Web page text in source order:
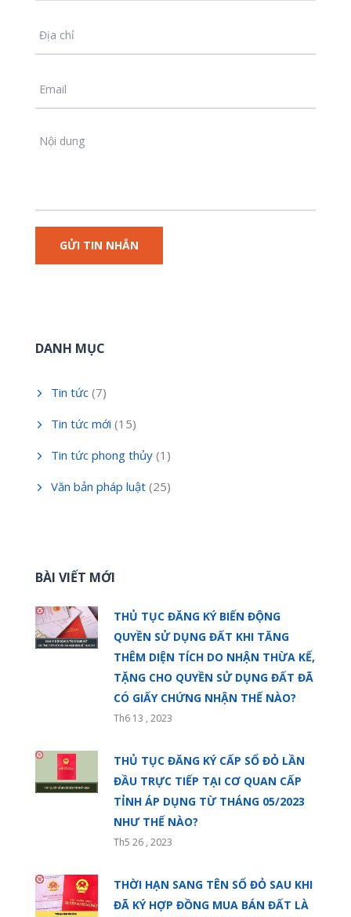
DANH MỤC
Tin tức (7)
Tin tức mới (15)
Tin tức phong thủy (1)
Văn bản pháp luật (25)
BÀI VIẾT MỚI
THỦ TỤC ĐĂNG KÝ BIẾN ĐỘNG
QUYỀN SỬ DỤNG ĐẤT KHI TĂNG
THÊM DIỆN TÍCH DO NHẬN THỪA KẾ,
TẶNG CHO QUYỀN SỬ DỤNG ĐẤT ĐÃ
CÓ GIẤY CHỨNG NHẬN THẾ NÀO?
Th6 13 , 2023
THỦ TỤC ĐĂNG KÝ CẤP SỔ ĐỎ LẦN
ĐẦU TRỰC TIẾP TẠI CƠ QUAN CẤP
TỈNH ÁP DỤNG TỪ THÁNG 05/2023
NHƯ THẾ NÀO?
Th5 26 , 2023
THỜI HẠN SANG TÊN SỔ ĐỎ SAU KHI
ĐÃ KÝ HỢP ĐỒNG MUA BÁN ĐẤT LÀ